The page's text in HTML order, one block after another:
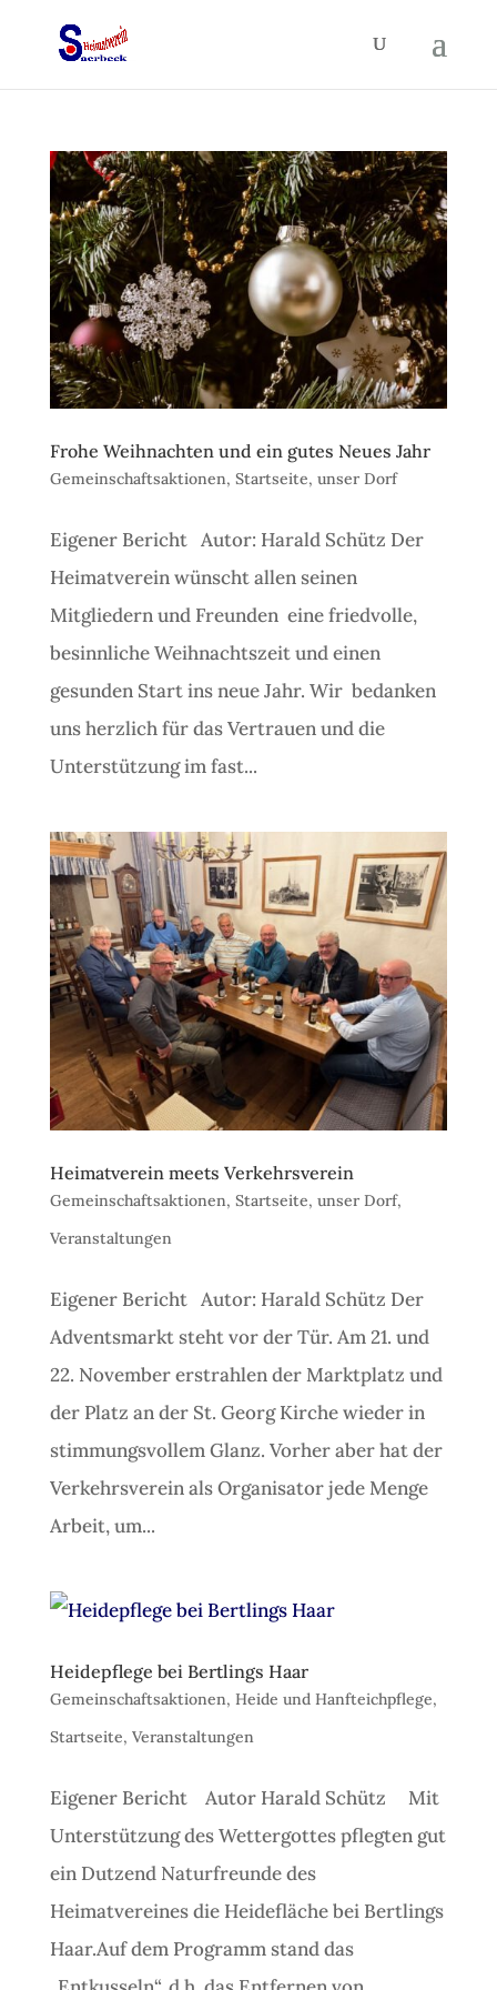
Frohe Weihnachten und ein gutes Neues Jahr
Gemeinschaftsaktionen, Startseite, unser Dorf
Eigener Bericht Autor: Harald Schütz Der
Heimatverein wünscht allen seinen
Mitgliedern und Freunden eine friedvolle,
besinnliche Weihnachtszeit und einen
gesunden Start ins neue Jahr. Wir bedanken
uns herzlich für das Vertrauen und die
Unterstützung im fast...
Heimatverein meets Verkehrsverein
Gemeinschaftsaktionen, Startseite, unser Dorf,
Veranstaltungen
Eigener Bericht Autor: Harald Schütz Der
Adventsmarkt steht vor der Tür. Am 21. und
22. November erstrahlen der Marktplatz und
der Platz an der St. Georg Kirche wieder in
stimmungsvollem Glanz. Vorher aber hat der
Verkehrsverein als Organisator jede Menge
Arbeit, um...
Heidepflege bei Bertlings Haar
Gemeinschaftsaktionen, Heide und Hanfteichpflege,
Startseite, Veranstaltungen
Eigener Bericht Autor Harald Schütz Mit
Unterstützung des Wettergottes pflegten gut
ein Dutzend Naturfreunde des
Heimatvereines die Heidefläche bei Bertlings
Haar.Auf dem Programm stand das